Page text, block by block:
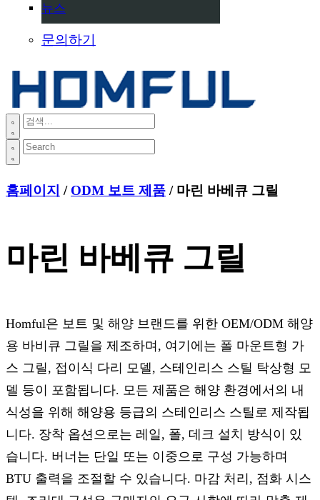
뉴스
문의하기
홈페이지 / ODM 보트 제품 / 마린 바베큐 그릴
마린 바베큐 그릴
Homful은 보트 및 해양 브랜드를 위한 OEM/ODM 해양
용 바비큐 그릴을 제조하며, 여기에는 폴 마운트형 가
스 그릴, 접이식 다리 모델, 스테인리스 스틸 탁상형 모
델 등이 포함됩니다. 모든 제품은 해양 환경에서의 내
식성을 위해 해양용 등급의 스테인리스 스틸로 제작됩
니다. 장착 옵션으로는 레일, 폴, 데크 설치 방식이 있
습니다. 버너는 단일 또는 이중으로 구성 가능하며
BTU 출력을 조절할 수 있습니다. 마감 처리, 점화 시스